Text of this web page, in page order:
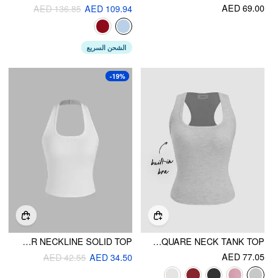
AED 69.00
AED 109.94
AED 136.85
الشحن السريع
BUILT-IN BRA SQUARE NECK TANK TOP
AED 77.05
-19%
COTTON-BLEND HALTER NECKLINE SOLID TOP
AED 34.50
AED 42.55